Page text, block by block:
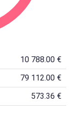
10 788.00 €
79 112.00 €
573.36 €